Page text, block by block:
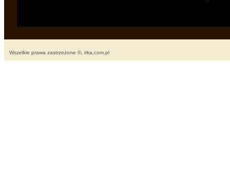
Wszelkie prawa zastrzeżone ©, irka.com.pl